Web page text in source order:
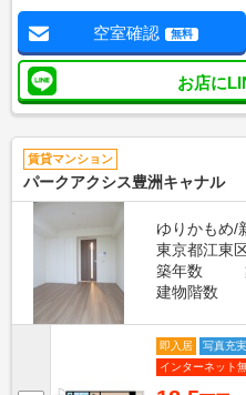
空室確認 無料
お店に
賃貸マンション
パークアクシス豊洲キャナル
ゆりかもめ/
東京都江東
築年数
建物階数
即入居 写真充実
インターネット